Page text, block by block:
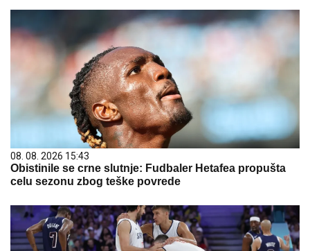
08. 08. 2026 15:43
Obistinile se crne slutnje: Fudbaler Hetafea propušta
celu sezonu zbog teške povrede